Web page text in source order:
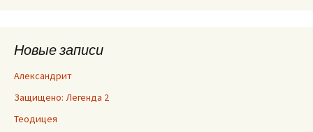
Новые записи
Александрит
Защищено: Легенда 2
Теодицея